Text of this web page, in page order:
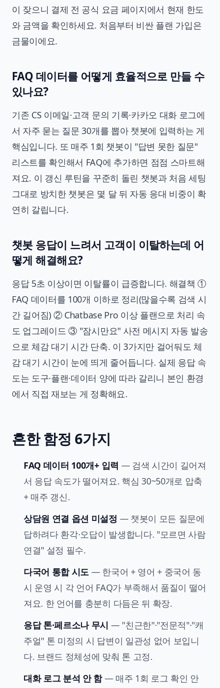
이 잦으니 결제 전 공식 요금 페이지에서 현재 한도
와 금액을 확인하세요. 처음부터 비싼 플랜 가입은
금물이에요.
FAQ 데이터를 어떻게 효율적으로 만들 수
있나요?
기존 CS 이메일·고객 문의 기록·카카오 대화 로그에
서 자주 묻는 질문 30개를 뽑아 챗봇에 입력하는 게
핵심입니다. 또 매주 1회 챗봇이 "답변 못한 질문"
리스트를 확인해서 FAQ에 추가하면 점점 스마트해
져요. 이 갱신 루틴을 꾸준히 돌린 챗봇과 처음 세팅
그대로 방치한 챗봇은 몇 달 뒤 자동 응대 비중이 확
연히 갈립니다.
챗봇 응답이 느려서 고객이 이탈하는데 어
떻게 해결해요?
응답 5초 이상이면 이탈률이 급증합니다. 해결책 ①
FAQ 데이터를 100개 이하로 정리(많을수록 검색 시
간 길어짐) ② Chatbase Pro 이상 플랜으로 처리 속
도 업그레이드 ③ "잠시만요" 사전 메시지 자동 발송
으로 체감 대기 시간 단축. 이 3가지만 걸어둬도 체
감 대기 시간이 눈에 띄게 줄어듭니다. 실제 응답 속
도는 도구·플랜·데이터 양에 따라 갈리니 본인 환경
에서 직접 재보는 게 정확해요.
흔한 함정 6가지
FAQ 데이터 100개+ 입력 — 검색 시간이 길어져
서 응답 속도가 떨어져요. 핵심 30~50개로 압축
+ 매주 갱신.
상담원 연결 옵션 미설정 — 챗봇이 모든 질문에
답하려다 환각·오답이 발생합니다. "모르면 사람
연결" 설정 필수.
다국어 통합 시도 — 한국어 + 영어 + 중국어 동
시 운영 시 각 언어 FAQ가 부족해서 품질이 떨어
져요. 한 언어를 충분히 다듬은 뒤 확장.
응답 톤·페르소나 무시 — "친근한"·"전문적"·"캐
주얼" 톤 미정의 시 답변이 일관성 없어 보입니
다. 브랜드 정체성에 맞춰 톤 고정.
대화 로그 분석 안 함— 매주 1회 로그 확인 안